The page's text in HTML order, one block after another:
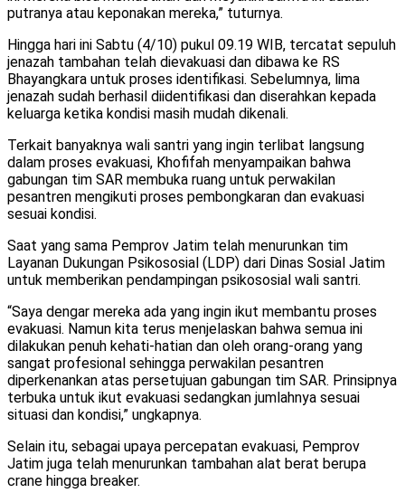
putranya atau keponakan mereka,” tuturnya.
Hingga hari ini Sabtu (4/10) pukul 09.19 WIB, tercatat sepuluh
jenazah tambahan telah dievakuasi dan dibawa ke RS
Bhayangkara untuk proses identifikasi. Sebelumnya, lima
jenazah sudah berhasil diidentifikasi dan diserahkan kepada
keluarga ketika kondisi masih mudah dikenali.
Terkait banyaknya wali santri yang ingin terlibat langsung
dalam proses evakuasi, Khofifah menyampaikan bahwa
gabungan tim SAR membuka ruang untuk perwakilan
pesantren mengikuti proses pembongkaran dan evakuasi
sesuai kondisi.
Saat yang sama Pemprov Jatim telah menurunkan tim
Layanan Dukungan Psikososial (LDP) dari Dinas Sosial Jatim
untuk memberikan pendampingan psikososial wali santri.
“Saya dengar mereka ada yang ingin ikut membantu proses
evakuasi. Namun kita terus menjelaskan bahwa semua ini
dilakukan penuh kehati-hatian dan oleh orang-orang yang
sangat profesional sehingga perwakilan pesantren
diperkenankan atas persetujuan gabungan tim SAR. Prinsipnya
terbuka untuk ikut evakuasi sedangkan jumlahnya sesuai
situasi dan kondisi,” ungkapnya.
Selain itu, sebagai upaya percepatan evakuasi, Pemprov
Jatim juga telah menurunkan tambahan alat berat berupa
crane hingga breaker.